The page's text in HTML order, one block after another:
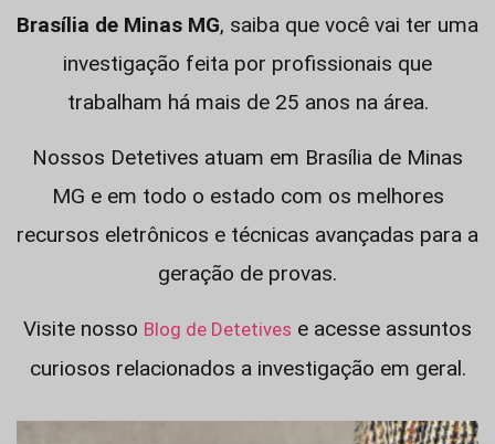
Brasília de Minas MG, saiba que você vai ter uma
investigação feita por profissionais que
trabalham há mais de 25 anos na área.
Nossos Detetives atuam em Brasília de Minas
MG e em todo o estado com os melhores
recursos eletrônicos e técnicas avançadas para a
geração de provas.
Visite nosso Blog de Detetives e acesse assuntos
curiosos relacionados a investigação em geral.